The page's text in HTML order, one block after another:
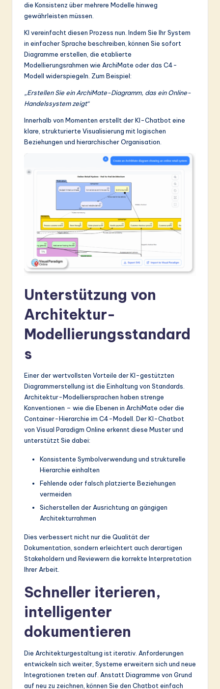
A
&
S
o
w
die Konsistenz über mehrere Modelle hinweg
gewährleisten müssen.
KI vereinfacht diesen Prozess nun. Indem Sie Ihr System
in einfacher Sprache beschreiben, können Sie sofort
Diagramme erstellen, die etablierte
Modellierungsrahmen wie ArchiMate oder das C4-
Modell widerspiegeln. Zum Beispiel:
„Erstellen Sie ein ArchiMate-Diagramm, das ein Online-
Handelssystem zeigt“
Innerhalb von Momenten erstellt der KI-Chatbot eine
klare, strukturierte Visualisierung mit logischen
Beziehungen und hierarchischer Organisation.
Unterstützung von
Architektur-
Modellierungsstandard
s
Einer der wertvollsten Vorteile der KI-gestützten
Diagrammerstellung ist die Einhaltung von Standards.
Architektur-Modelliersprachen haben strenge
Konventionen – wie die Ebenen in ArchiMate oder die
Container-Hierarchie im C4-Modell. Der KI-Chatbot
von Visual Paradigm Online erkennt diese Muster und
unterstützt Sie dabei:
Konsistente Symbolverwendung und strukturelle
Hierarchie einhalten
Fehlende oder falsch platzierte Beziehungen
vermeiden
Sicherstellen der Ausrichtung an gängigen
Architekturrahmen
Dies verbessert nicht nur die Qualität der
Dokumentation, sondern erleichtert auch derartigen
Stakeholdern und Reviewern die korrekte Interpretation
Ihrer Arbeit.
Schneller iterieren,
intelligenter
dokumentieren
Die Architekturgestaltung ist iterativ. Anforderungen
entwickeln sich weiter, Systeme erweitern sich und neue
Integrationen treten auf. Anstatt Diagramme von Grund
auf neu zu zeichnen, können Sie den Chatbot einfach